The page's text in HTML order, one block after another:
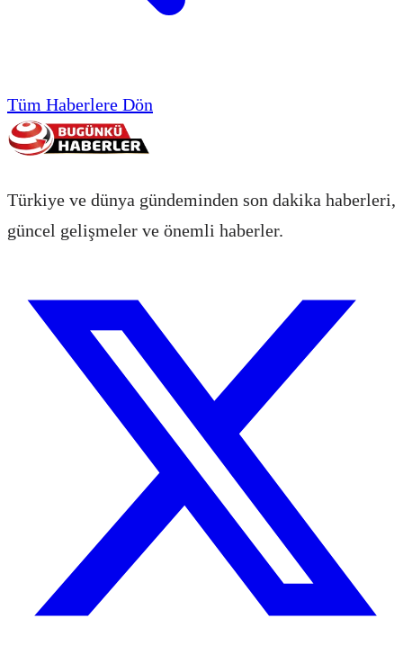
Tüm Haberlere Dön
Türkiye ve dünya gündeminden son dakika haberleri,
güncel gelişmeler ve önemli haberler.